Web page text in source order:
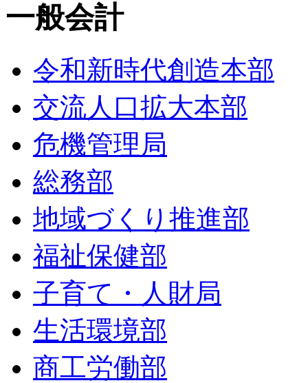
一般会計
令和新時代創造本部
交流人口拡大本部
危機管理局
総務部
地域づくり推進部
福祉保健部
子育て・人財局
生活環境部
商工労働部